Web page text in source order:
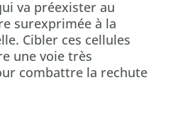
va préexister au
surexprimée à la
Cibler ces cellules
une voie très
combattre la rechute